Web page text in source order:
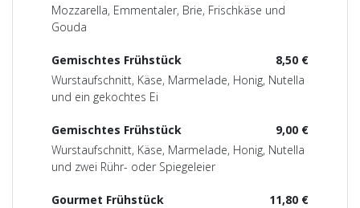
Mozzarella, Emmentaler, Brie, Frischkäse und
Gouda
8,50 €
Gemischtes Frühstück
Wurstaufschnitt, Käse, Marmelade, Honig, Nutella
und ein gekochtes Ei
9,00 €
Gemischtes Frühstück
Wurstaufschnitt, Käse, Marmelade, Honig, Nutella
und zwei Rühr- oder Spiegeleier
11,80 €
Gourmet Frühstück